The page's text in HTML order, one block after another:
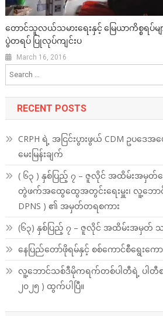
တောင်သူလယ်သမားရေးနှင့် မြေယာကိစ္စရပ်မ
ပွဲတရပ် ပြုလုပ်ကျင်းပ
March 16, 2016
RECENT POSTS
CRPH ရဲ့ အငြင်းပွားဖွယ် CDM ဥပဒေအ
မေးမြန်းချက်
( ၆၃ ) နှစ်ပြည့် ၇ – ဇူလိုင် အထိမ်းအမှတ်နေ့
တွဲဖက်အထွေထွေအတွင်းရေးမှူး၊ လူ့ဘေ
DPNS ) ၏ အမှတ်တရစကား
(၆၃) နှစ်ပြည့် ၇ – ဇူလိုင် အထိမ်းအမှတ်
နေပြည်တော်ဖိုရမ်နှင့် စစ်ကောင်စီရွေးက
လူ့ဘောင်သစ်ဒီမိုကရက်တစ်ပါတီရဲ့ ပါတီစည်
၂၀၂၅ ) ထွက်ပါပြီ။